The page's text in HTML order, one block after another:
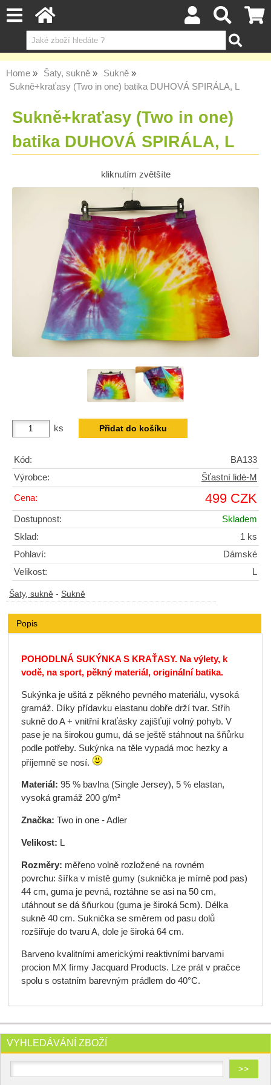
Home Šaty, sukně
Sukně
Sukně+kraťasy (Two in one) batika DUHOVÁ SPIRÁLA, L
Sukně+kraťasy (Two in one)
batika DUHOVÁ SPIRÁLA, L
kliknutím zvětšíte
ks
Kód:
BA133
Výrobce:
Šťastní lidé-M
Cena: 499 CZK
Dostupnost:
Skladem
Sklad:
1 ks
Pohlaví:
Dámské
Velikost:
L
Šaty, sukně - Sukně
Popis
POHODLNÁ SUKÝNKA S KRAŤASY. Na výlety, k
vodě, na sport, pěkný materiál, originální batika.
Sukýnka je ušitá z pěkného pevného materiálu, vysoká
gramáž. Díky přídavku elastanu dobře drží tvar. Střih
sukně do A + vnitřní kraťásky zajišťují volný pohyb. V
pase je na širokou gumu, dá se ještě stáhnout na šňůrku
podle potřeby. Sukýnka na těle vypadá moc hezky a
příjemně se nosí.
Materiál: 95 % bavlna (Single Jersey), 5 % elastan,
vysoká gramáž 200 g/m²
Značka: Two in one - Adler
Velikost: L
Rozměry: měřeno volně rozložené na rovném
povrchu: šířka v místě gumy (suknička je mírně pod pas)
44 cm, guma je pevná, roztáhne se asi na 50 cm,
utáhnout se dá šňurkou (guma je široká 5cm). Délka
sukně 40 cm. Suknička se směrem od pasu dolů
rozšiřuje do tvaru A, dole je široká 64 cm.
Barveno kvalitními americkými reaktivními barvami
procion MX firmy Jacquard Products. Lze prát v pračce
spolu s ostatním barevným prádlem do 40°C.
VYHLEDÁVÁNÍ ZBOŽÍ